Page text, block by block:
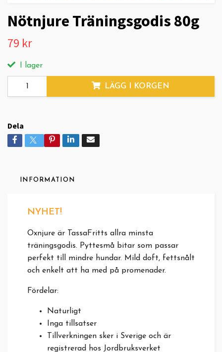
Nötnjure Träningsgodis 80g
79 kr
I lager
LÄGG I KORGEN
Dela
INFORMATION
NYHET!
Oxnjure är TassaFritts allra minsta
träningsgodis. Pyttesmå bitar som passar
perfekt till mindre hundar. Mild doft, fettsnålt
och enkelt att ha med på promenader.
Fördelar:
Naturligt
Inga tillsatser
Tillverkningen sker i Sverige och är
registrerad hos Jordbruksverket